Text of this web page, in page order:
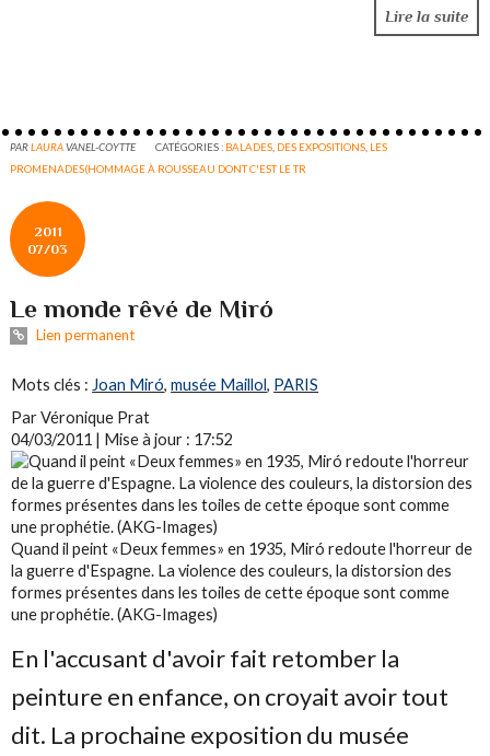
Lire la suite
PARLAURAVANEL-COYTTE CATÉGORIES : BALADES DES EXPOSITIONS LES
PROMENADES(HOMMAGE À ROUSSEAU DONT C'EST LE TR
2011
07/03
Le monde rêvé de Miró
Lien permanent
Mots clés :Joan Miró,musée Maillol, PARIS
ParVéronique Prat
04/03/2011 | Mise à jour : 17:52
Quand il peint «Deux femmes» en 1935, Miró redoute l'horreur de
la guerre d'Espagne. La violence des couleurs, la distorsion des
formes présentes dans les toiles de cette époque sont comme
une prophétie. (AKG-Images)
En l'accusant d'avoir fait retomber la
peinture en enfance, on croyait avoir tout
dit. La prochaine exposition du musée